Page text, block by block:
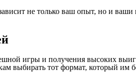
не только ваш опыт, но и
игры и получения высоких
выбирать тот формат, который им